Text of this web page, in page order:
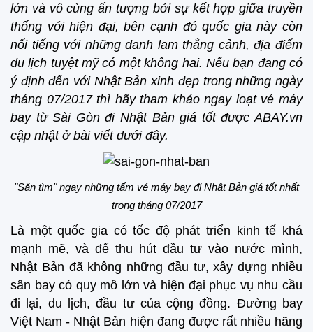
lớn và vô cùng ấn tượng bởi sự kết hợp giữa truyền
thống với hiện đại, bên cạnh đó quốc gia này còn
nổi tiếng với những danh lam thắng cảnh, địa điểm
du lịch tuyệt mỹ có một không hai. Nếu bạn đang có
ý định đến với Nhật Bản xinh đẹp trong những ngày
tháng 07/2017 thì hãy tham khảo ngay loạt vé máy
bay từ Sài Gòn đi Nhật Bản giá tốt được ABAY.vn
cập nhật ở bài viết dưới đây.
"Săn tìm" ngay những tấm vé máy bay đi Nhật Bản giá tốt nhất
trong tháng 07/2017
Là một quốc gia có tốc độ phát triển kinh tế khá
mạnh mẽ, và để thu hút đầu tư vào nước mình,
Nhật Bản đã không những đầu tư, xây dựng nhiều
sân bay có quy mô lớn và hiện đại phục vụ nhu cầu
đi lại, du lịch, đầu tư của cộng đồng. Đường bay
Việt Nam - Nhật Bản hiện đang được rất nhiều hãng